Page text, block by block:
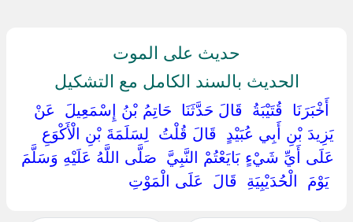
حديث على الموت
الحديث بالسند الكامل مع التشكيل
‏ ‏أَخْبَرَنَا ‏ ‏قُتَيْبَةُ ‏ ‏قَالَ حَدَّثَنَا ‏ ‏حَاتِمُ بْنُ إِسْمَعِيلَ ‏ ‏عَنْ ‏
‏يَزِيدَ بْنِ أَبِي عُبَيْدٍ ‏ ‏قَالَ قُلْتُ ‏ ‏لِسَلَمَةَ بْنِ الْأَكْوَعِ ‏
‏عَلَى أَيِّ شَيْءٍ بَايَعْتُمْ النَّبِيَّ ‏ ‏صَلَّى اللَّهُ عَلَيْهِ وَسَلَّمَ
‏ ‏يَوْمَ ‏ ‏الْحُدَيْبِيَةِ ‏ ‏قَالَ ‏ ‏عَلَى الْمَوْتِ ‏